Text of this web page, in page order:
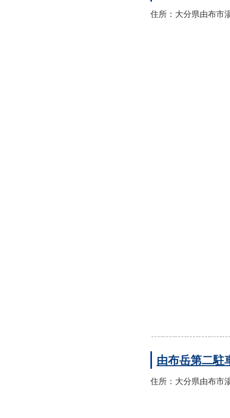
住所：大分県由布市
由布岳第二駐
住所：大分県由布市